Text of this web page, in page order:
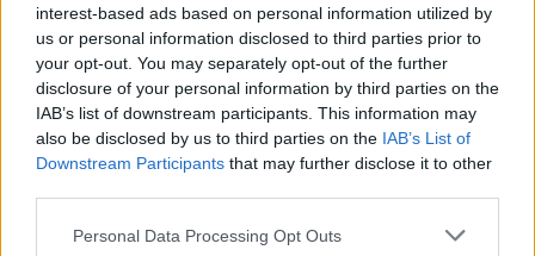
interest-based ads based on personal information utilized by
us or personal information disclosed to third parties prior to
your opt-out. You may separately opt-out of the further
disclosure of your personal information by third parties on the
IAB’s list of downstream participants. This information may
also be disclosed by us to third parties on the IAB’s List of
Downstream Participants that may further disclose it to other
Please note that this website/app uses one or more Google
Personal Data Processing Opt Outs
«Αφιέρωσε τη ζωή της στο
Πρόσκρουση